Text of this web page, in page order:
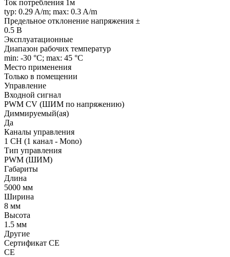
Ток потребления 1м
typ: 0.29 A/m; max: 0.3 A/m
Предельное отклонение напряжения ±
0.5 В
Эксплуатационные
Диапазон рабочих температур
min: -30 °C; max: 45 °C
Место применения
Только в помещении
Управление
Входной сигнал
PWM СV (ШИМ по напряжению)
Диммируемый(ая)
Да
Каналы управления
1 CH (1 канал - Mono)
Тип управления
PWM (ШИМ)
Габариты
Длина
5000 мм
Ширина
8 мм
Высота
1.5 мм
Другие
Сертификат CE
CE